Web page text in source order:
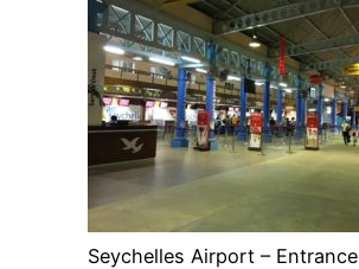
Seychelles Airport – Entrance